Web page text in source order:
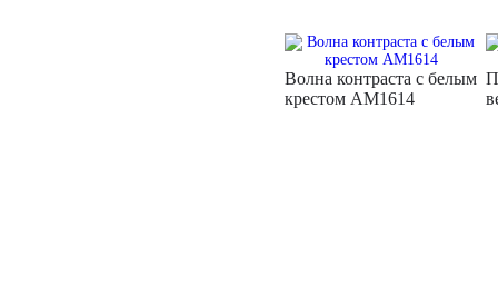
Волна контраста с белым
крестом AM1614